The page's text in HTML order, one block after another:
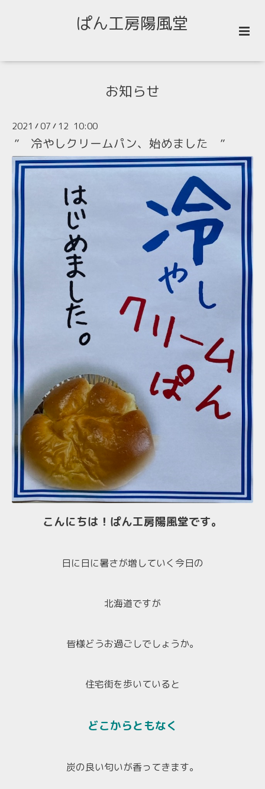
ぱん工房陽風堂
お知らせ
2021 /07 / 12 10:00
” 冷やしクリームパン、始めました ”
こんにちは！ぱん工房陽風堂です。
日に日に暑さが増していく今日の
北海道ですが
皆様どうお過ごしでしょうか。
住宅街を歩いていると
どこからともなく
炭の良い匂いが香ってきます。